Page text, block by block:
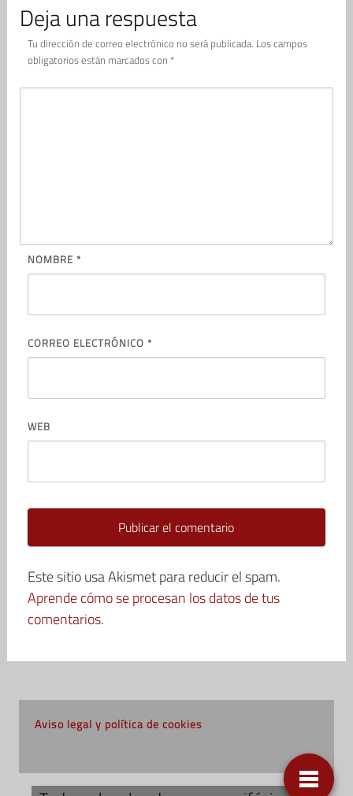
Deja una respuesta
Tu dirección de correo electrónico no será publicada. Los campos
obligatorios están marcados con *
NOMBRE *
CORREO ELECTRÓNICO *
WEB
Este sitio usa Akismet para reducir el spam.
Aprende cómo se procesan los datos de tus
comentarios.
Aviso legal y política de cookies